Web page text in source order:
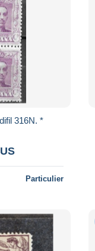
316N. *
Particulier